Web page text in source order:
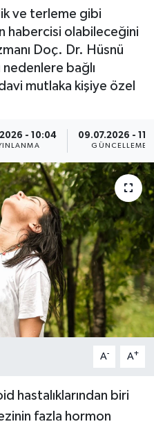
ve terleme gibi
habercisi olabileceğini
Doç. Dr. Hüsnü
bağlı
mutlaka kişiye özel
- 10:04 09.07.2026 -
GÜNCELLEME
A- A+
hastalıklarından biri
fazla hormon